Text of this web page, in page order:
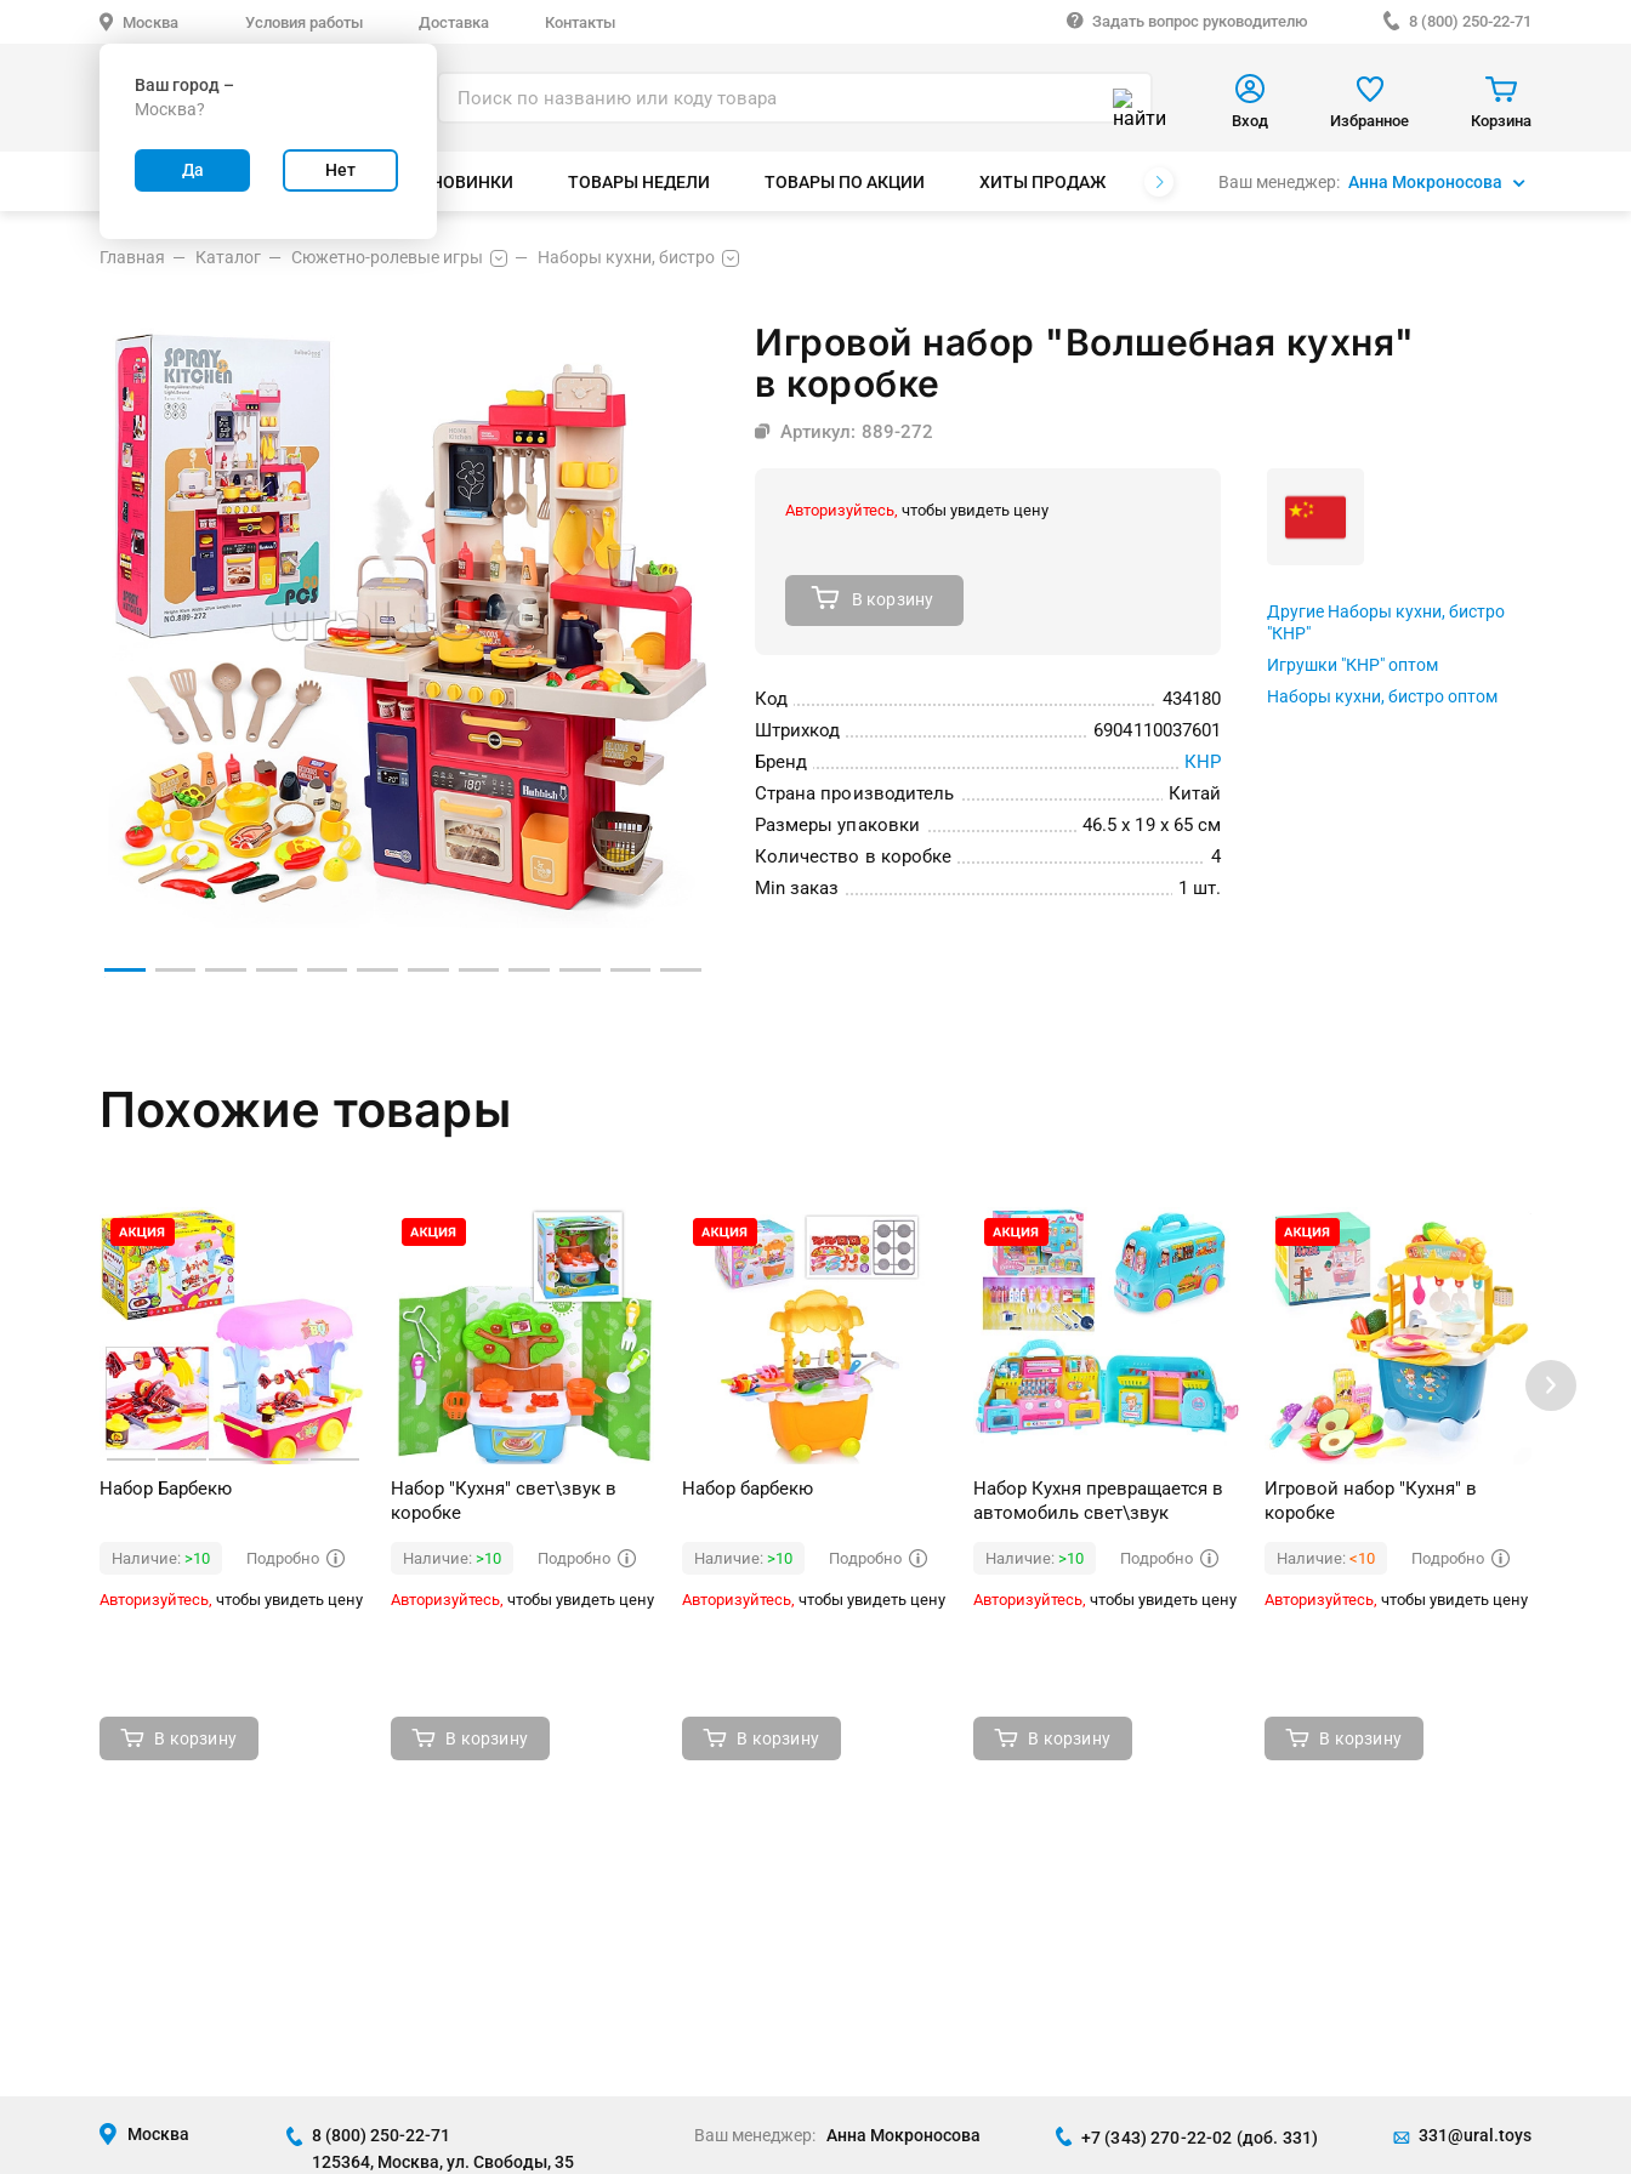
Москва
Ваш город –
Москва?
Да Нет
Условия работы Доставка Контакты Задать вопрос руководителю 8 (800) 250-22-71
Вход Избранное Корзина
ВСЕ ТОВАРЫ ВЕЛОСИПЕДЫ НОВИНКИ ТОВАРЫ НЕДЕЛИ ТОВАРЫ ПО АКЦИИ ХИТЫ ПРОДАЖ БРЕНДЫВаш менеджер: Анна Мокроносова
Главная Каталог Сюжетно-ролевые игры Наборы кухни, бистро
Игровой набор "Волшебная кухня"
в коробке
Артикул: 889-272
Авторизуйтесь, чтобы увидеть цену
В корзину
Код
434180
Штрихкод
6904110037601
Бренд
КНР
Страна производитель
Китай
Размеры упаковки
46.5 x 19 x 65 см
Количество в коробке
4
Min заказ
1 шт.
Другие Наборы кухни, бистро
"КНР"
Игрушки "КНР" оптом
Наборы кухни, бистро оптом
Похожие товары
Набор Барбекю
Наличие: >10 Подробно
Авторизуйтесь, чтобы увидеть цену
В корзину
Набор "Кухня" свет\звук в
коробке
Наличие: >10 Подробно
Авторизуйтесь, чтобы увидеть цену
В корзину
Набор барбекю
Наличие: >10 Подробно
Авторизуйтесь, чтобы увидеть цену
В корзину
Набор Кухня превращается в
автомобиль свет\звук
Наличие: >10 Подробно
Авторизуйтесь, чтобы увидеть цену
В корзину
Игровой набор "Кухня" в
коробке
Наличие: <10 Подробно
Авторизуйтесь, чтобы увидеть цену
В корзину
Москва
8 (800) 250-22-71
125364, Москва, ул. Свободы, 35
Ваш менеджер: Анна Мокроносова +7 (343) 270-22-02 (доб. 331) 331@ural.toys